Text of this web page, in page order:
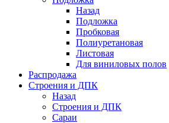
Назад
Подложка
Пробковая
Полиуретановая
Листовая
Для виниловых полов
Распродажа
Строения и ДПК
Назад
Строения и ДПК
Сараи